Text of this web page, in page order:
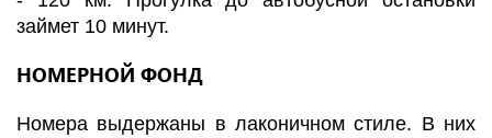
займет 10 минут.
НОМЕРНОЙ ФОНД
Номера выдержаны в лаконичном стиле. В них